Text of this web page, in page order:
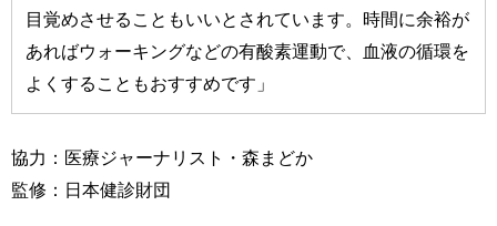
目覚めさせることもいいとされています。時間に余裕が
あればウォーキングなどの有酸素運動で、血液の循環を
よくすることもおすすめです」
協力：医療ジャーナリスト・森まどか
監修：日本健診財団